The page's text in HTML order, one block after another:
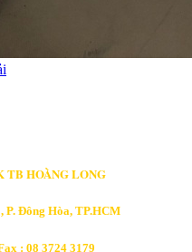
TB HOÀNG LONG
Đông Hòa, TP.HCM
: 08 3724 3179